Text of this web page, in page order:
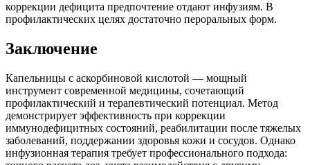
коррекции дефицита предпочтение отдают инфузиям. В
профилактических целях достаточно пероральных форм.
Заключение
Капельницы с аскорбиновой кислотой — мощный
инструмент современной медицины, сочетающий
профилактический и терапевтический потенциал. Метод
демонстрирует эффективность при коррекции
иммунодефицитных состояний, реабилитации после тяжелых
заболеваний, поддержании здоровья кожи и сосудов. Однако
инфузионная терапия требует профессионального подхода: